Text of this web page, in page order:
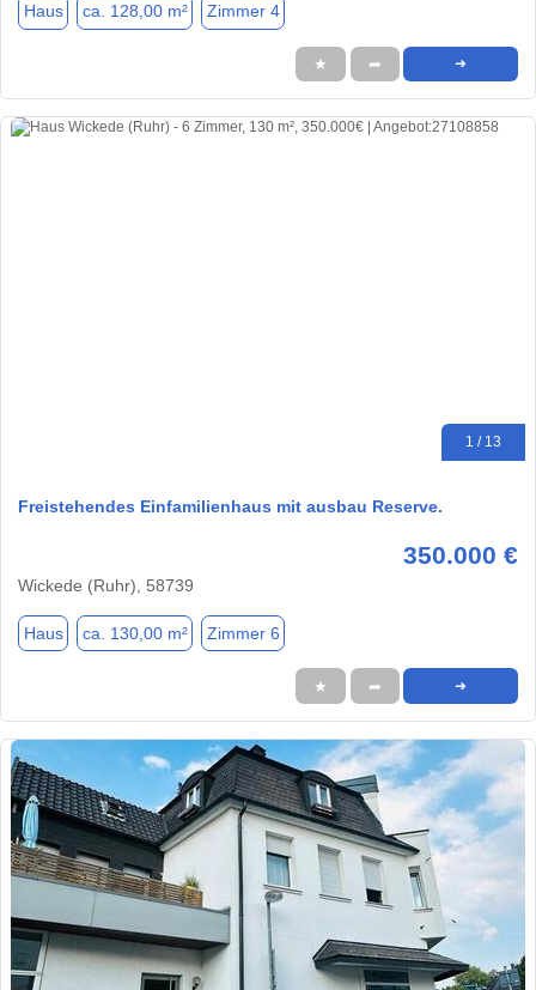
Haus ca. 128,00 m² Zimmer 4
★ ➦ ➜
1 / 13
Freistehendes Einfamilienhaus mit ausbau Reserve.
350.000 €
Wickede (Ruhr), 58739
Haus ca. 130,00 m² Zimmer 6
★ ➦ ➜